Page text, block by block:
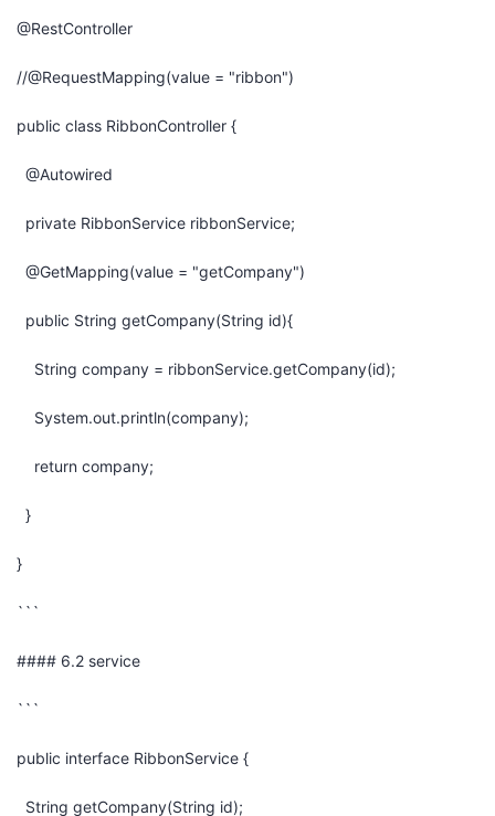
@RestController
//@RequestMapping(value = "ribbon")
public class RibbonController {
@Autowired
private RibbonService ribbonService;
@GetMapping(value = "getCompany")
public String getCompany(String id){
String company = ribbonService.getCompany(id);
System.out.println(company);
return company;
}
}
```
#### 6.2 service
```
public interface RibbonService {
String getCompany(String id);